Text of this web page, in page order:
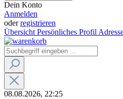
Dein Konto
Anmelden
oderregistrieren
Übersicht Persönliches Profil
08.08.2026, 22:25